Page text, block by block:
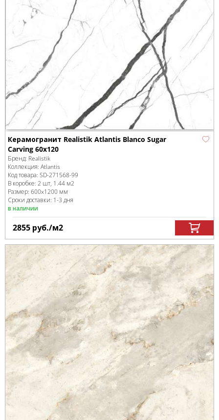
Керамогранит Realistik Atlantis Blanco Sugar
Carving 60x120
Бренд: Realistik
Коллекция: Atlantis
Код товара: SD-271568-99
В коробке: 2 шт, 1.44 м2
Размер: 600x1200 мм
Сроки доставки: 1-3 дня
в наличии
2855 руб./м2